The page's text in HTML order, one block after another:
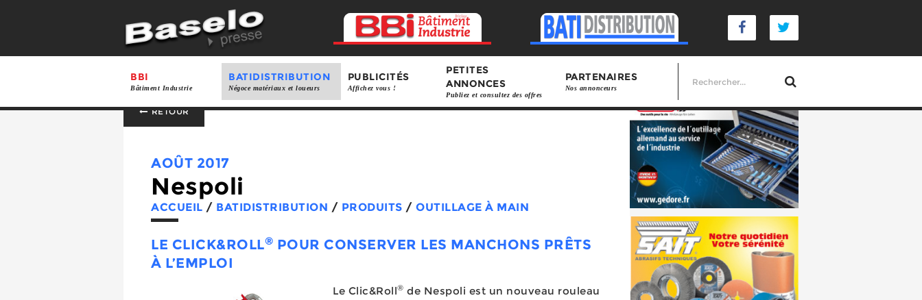
BBI
Bâtiment Industrie
BATIDISTRIBUTION
Négoce matériaux et loueurs
PUBLICITÉS
Affichez vous !
PETITES
ANNONCES
Publiez et consultez des offres
PARTENAIRES
Nos annonceurs
RETOUR
AOÛT 2017
Nespoli
ACCUEIL / BATIDISTRIBUTION / PRODUITS / OUTILLAGE À MAIN
LE CLICK&ROLL® POUR CONSERVER LES MANCHONS PRÊTS
À L’EMPLOI
Le Clic&Roll® de Nespoli est un nouveau rouleau